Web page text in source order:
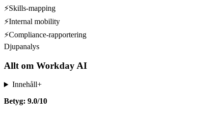
⚡Skills-mapping
⚡Internal mobility
⚡Compliance-rapportering
Djupanalys
Allt om Workday AI
Innehåll+
Betyg: 9.0/10